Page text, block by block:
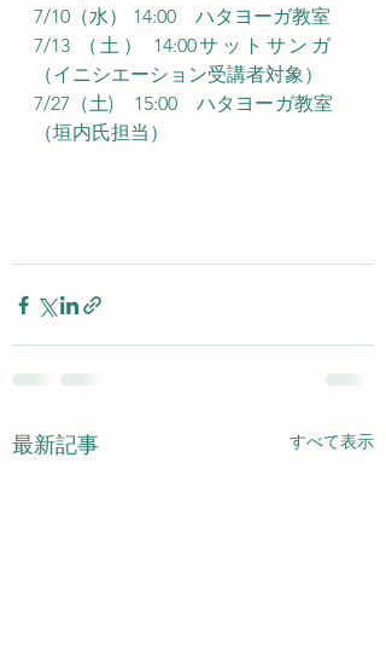
7/10（水） 14:00　ハタヨーガ教室
7/13 （土） 14:00サットサンガ
（イニシエーション受講者対象）
7/27（土)　15:00　ハタヨーガ教室
（垣内氏担当）
最新記事 すべて表示